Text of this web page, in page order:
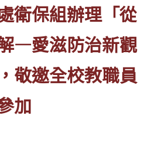
衛保組辦理「從
—愛滋防治新觀
敬邀全校教職員
加